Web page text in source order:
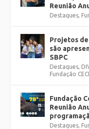
Reunião
Destaques,
Projetos de
são
SBPC
Destaques,
Fundação
Fundação
Reunião
Destaques,